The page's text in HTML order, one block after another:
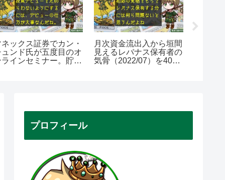
ックス証券でカン・
ンド氏が五度目のオ
インセミナー。貯金
月次資金流出入から垣間
見えるレバナス保有者の
気骨（2022/07）を400
プロフィール